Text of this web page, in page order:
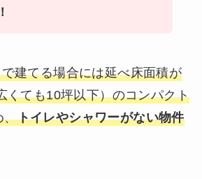
建てる場合には延べ床面積が
くても10坪以下）のコンパクト
、トイレやシャワーがない物件